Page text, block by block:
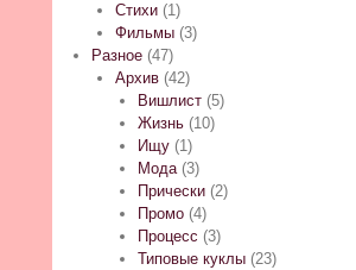
Стихи(1)
Фильмы(3)
Разное (47)
Архив(42)
Вишлист (5)
Жизнь (10)
Ищу (1)
Мода(3)
Прически (2)
Промо (4)
Процесс (3)
Типовые куклы (23)